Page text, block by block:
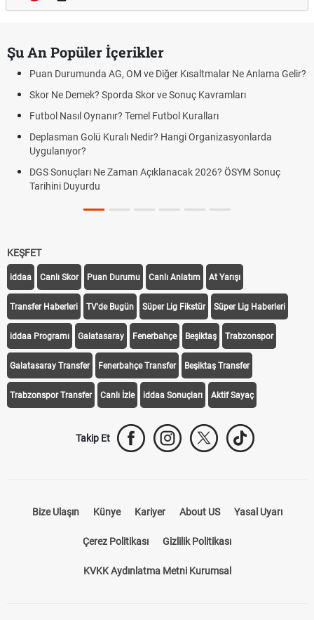
Şu An Popüler İçerikler
Puan Durumunda AG, OM ve Diğer Kısaltmalar Ne Anlama Gelir?
Skor Ne Demek? Sporda Skor ve Sonuç Kavramları
Futbol Nasıl Oynanır? Temel Futbol Kuralları
Deplasman Golü Kuralı Nedir? Hangi Organizasyonlarda
Uygulanıyor?
DGS Sonuçları Ne Zaman Açıklanacak 2026? ÖSYM Sonuç
Tarihini Duyurdu
KEŞFET
iddaa Canlı Skor Puan Durumu Canlı Anlatım At Yarışı
Transfer Haberleri TV'de Bugün Süper Lig Fikstür Süper Lig Haberleri
iddaa Programı Galatasaray Fenerbahçe Beşiktaş Trabzonspor
Galatasaray Transfer Fenerbahçe Transfer Beşiktaş Transfer
Trabzonspor Transfer Canlı İzle iddaa Sonuçları Aktif Sayaç
Takip Et
Bize Ulaşın Künye Kariyer About US Yasal Uyarı
Çerez Politikası Gizlilik Politikası
KVKK Aydınlatma Metni Kurumsal